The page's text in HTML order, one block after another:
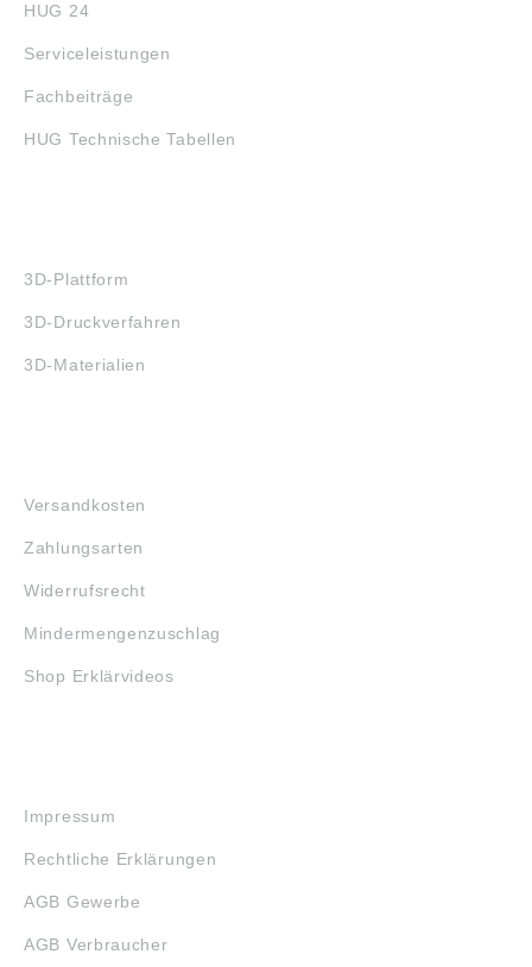
HUG 24
Serviceleistungen
Fachbeiträge
HUG Technische Tabellen
3D-Plattform
3D-Druckverfahren
3D-Materialien
Versandkosten
Zahlungsarten
Widerrufsrecht
Mindermengenzuschlag
Shop Erklärvideos
Impressum
Rechtliche Erklärungen
AGB Gewerbe
AGB Verbraucher